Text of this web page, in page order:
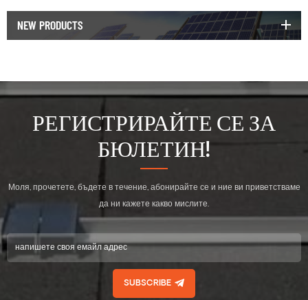
NEW PRODUCTS
РЕГИСТРИРАЙТЕ СЕ ЗА
БЮЛЕТИН!
Моля, прочетете, бъдете в течение, абонирайте се и ние ви приветстваме
да ни кажете какво мислите.
SUBSCRIBE